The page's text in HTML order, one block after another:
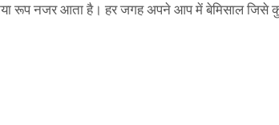
रूप नजर आता है। हर जगह अपने आप में बेमिसाल जिसे